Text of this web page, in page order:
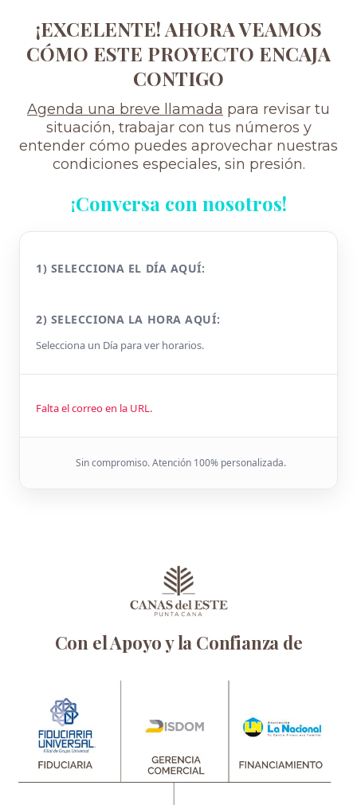
¡EXCELENTE! AHORA VEAMOS
CÓMO ESTE PROYECTO ENCAJA
CONTIGO
Agenda una breve llamada para revisar tu
situación, trabajar con tus números y
entender cómo puedes aprovechar nuestras
condiciones especiales, sin presión.
¡Conversa con nosotros!
1) SELECCIONA EL DÍA AQUÍ:
2) SELECCIONA LA HORA AQUÍ:
Selecciona un Día para ver horarios.
Falta el correo en la URL.
Sin compromiso. Atención 100% personalizada.
Con el Apoyo y la Confianza de